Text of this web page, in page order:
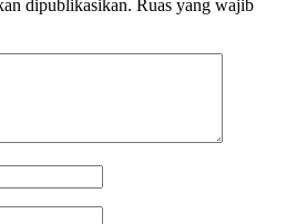
dipublikasikan. Ruas yang wajib